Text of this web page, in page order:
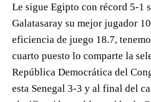
Le sigue Egipto con récord 5-1
Galatasaray su mejor jugador
eficiencia de juego 18.7,
cuarto puesto lo comparte la
República Democrática del
esta Senegal 3-3 y al final del